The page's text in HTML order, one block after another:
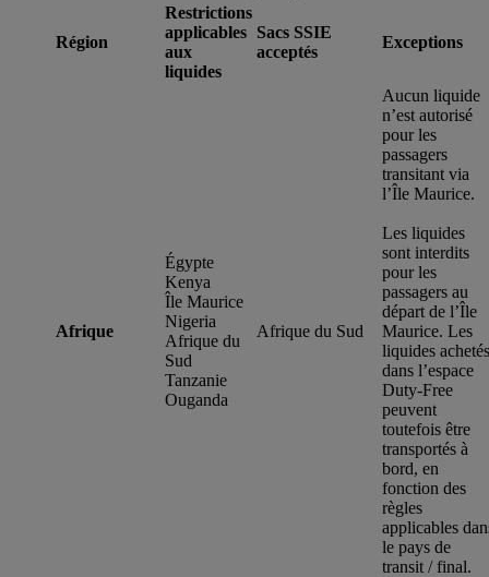
Région
Restrictions
applicables
aux
liquides
Sacs SSIE
acceptés
Exceptions
Afrique
Égypte
Kenya
Île Maurice
Nigeria
Afrique du
Sud
Tanzanie
Ouganda
Afrique du Sud
Aucun liquide
n’est autorisé
pour les
passagers
transitant via
l’Île Maurice.
Les liquides
sont interdits
pour les
passagers au
départ de l’Île
Maurice. Les
liquides achetés
dans l’espace
Duty-Free
peuvent
toutefois être
transportés à
bord, en
fonction des
règles
applicables
le pays de
transit / final.